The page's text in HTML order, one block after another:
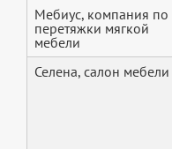
Мебиус, компания по
перетяжки мягкой
мебели
Селена, салон мебели